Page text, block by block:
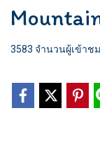
3583 จำนวนผู้เข้าชม